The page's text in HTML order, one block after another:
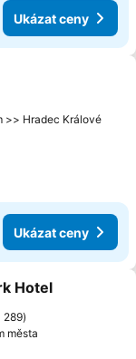
Ukázat ceny
oblíbených
>> Hradec Králové
Ukázat ceny
oblíbených
Hotel
289
města